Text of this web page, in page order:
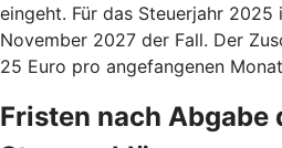
eingeht. Für das Steuerjahr 2025
November 2027 der Fall. Der
25 Euro pro angefangenen
Fristen nach Abgabe